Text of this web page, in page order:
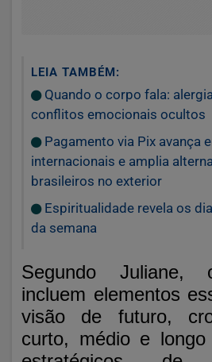
LEIA TAMBÉM:
Quando o corpo fala:
conflitos emocionais ocultos
Pagamento via Pix avança
internacionais e amplia
brasileiros no exterior
Espiritualidade revela os
da semana
Segundo Juliane,
incluem elementos
visão de futuro,
curto, médio e